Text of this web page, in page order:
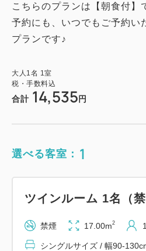
こちらのプランは【朝食付】
予約にも、いつでもご予約い
プランです♪
大人 1名 1室
税・手数料込
合計 14,535 円
選べる客室： 1
ツインルーム 1名（禁
禁煙 17.00m2
シングルサイズ / 幅90-